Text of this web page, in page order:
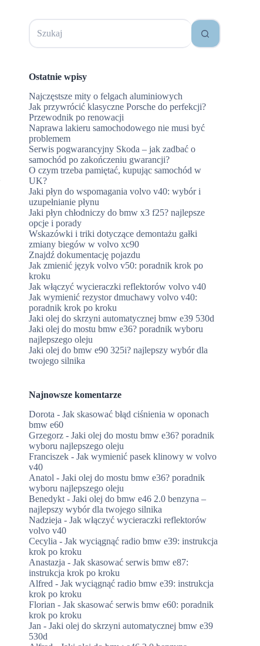
Brak
wyników
Ostatnie wpisy
Najczęstsze mity o felgach aluminiowych
Jak przywrócić klasyczne Porsche do perfekcji?
Przewodnik po renowacji
Naprawa lakieru samochodowego nie musi być
problemem
Serwis pogwarancyjny Skoda – jak zadbać o
samochód po zakończeniu gwarancji?
O czym trzeba pamiętać, kupując samochód w
UK?
Jaki płyn do wspomagania volvo v40: wybór i
uzupełnianie płynu
Jaki płyn chłodniczy do bmw x3 f25? najlepsze
opcje i porady
Wskazówki i triki dotyczące demontażu gałki
zmiany biegów w volvo xc90
Znajdź dokumentację pojazdu
Jak zmienić język volvo v50: poradnik krok po
kroku
Jak włączyć wycieraczki reflektorów volvo v40
Jak wymienić rezystor dmuchawy volvo v40:
poradnik krok po kroku
Jaki olej do skrzyni automatycznej bmw e39 530d
Jaki olej do mostu bmw e36? poradnik wyboru
najlepszego oleju
Jaki olej do bmw e90 325i? najlepszy wybór dla
twojego silnika
Najnowsze komentarze
Dorota -Jak skasować błąd ciśnienia w oponach
bmw e60
Grzegorz -Jaki olej do mostu bmw e36? poradnik
wyboru najlepszego oleju
Franciszek -Jak wymienić pasek klinowy w volvo
v40
Anatol -Jaki olej do mostu bmw e36? poradnik
wyboru najlepszego oleju
Benedykt -Jaki olej do bmw e46 2.0 benzyna –
najlepszy wybór dla twojego silnika
Nadzieja -Jak włączyć wycieraczki reflektorów
volvo v40
Cecylia -Jak wyciągnąć radio bmw e39: instrukcja
krok po kroku
Anastazja -Jak skasować serwis bmw e87:
instrukcja krok po kroku
Alfred -Jak wyciągnąć radio bmw e39: instrukcja
krok po kroku
Florian -Jak skasować serwis bmw e60: poradnik
krok po kroku
Jan -Jaki olej do skrzyni automatycznej bmw e39
530d